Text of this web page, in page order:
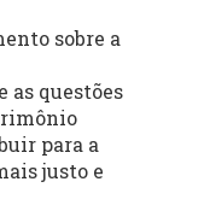
sobre a
as questões
para a
justo e